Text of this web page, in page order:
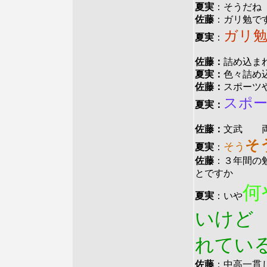
夏実 ：そうだね
佐藤 ：ガリ勉で
夏実 ： ガリ
佐藤： 詰め込ま
夏実： 色々詰め
佐藤： スポーツ
夏実： スポ
佐藤： 文武 両
夏実 ： そう そ
佐藤 ：３年間
とですか
夏実 ：いや何
いけ
れてい
佐藤 ：中高一